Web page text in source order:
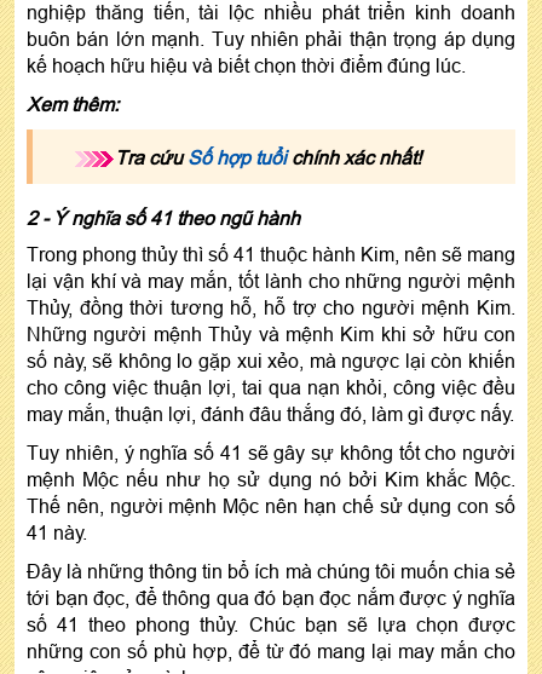
nghiệp thăng tiến, tài lộc nhiều phát triển kinh doanh
buôn bán lớn mạnh. Tuy nhiên phải thận trọng áp dụng
kế hoạch hữu hiệu và biết chọn thời điểm đúng lúc.
Xem thêm:
Tra cứuSố hợp tuổichính xác nhất!
2 - Ý nghĩa số 41 theo ngũ hành
Trong phong thủy thì số 41 thuộc hành Kim, nên sẽ mang
lại vận khí và may mắn, tốt lành cho những người mệnh
Thủy, đồng thời tương hỗ, hỗ trợ cho người mệnh Kim.
Những người mệnh Thủy và mệnh Kim khi sở hữu con
số này, sẽ không lo gặp xui xẻo, mà ngược lại còn khiến
cho công việc thuận lợi, tai qua nạn khỏi, công việc đều
may mắn, thuận lợi, đánh đâu thắng đó, làm gì được nấy.
Tuy nhiên, ý nghĩa số 41 sẽ gây sự không tốt cho người
mệnh Mộc nếu như họ sử dụng nó bởi Kim khắc Mộc.
Thế nên, người mệnh Mộc nên hạn chế sử dụng con số
41 này.
Đây là những thông tin bổ ích mà chúng tôi muốn chia sẻ
tới bạn đọc, để thông qua đó bạn đọc nắm được ý nghĩa
số 41 theo phong thủy. Chúc bạn sẽ lựa chọn được
những con số phù hợp, để từ đó mang lại may mắn cho